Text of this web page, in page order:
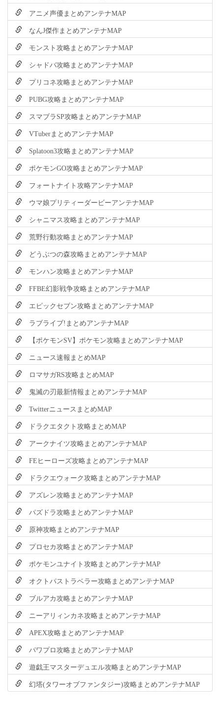
アニメ声優まとめアンテナMAP
なんJ傑作まとめアンテナMAP
モンスト攻略まとめアンテナMAP
シャドバ攻略まとめアンテナMAP
プリコネ攻略まとめアンテナMAP
PUBG攻略まとめアンテナMAP
スマブラSP攻略まとめアンテナMAP
VTuberまとめアンテナMAP
Splatoon3攻略まとめアンテナMAP
ポケモンGO攻略まとめアンテナMAP
フォートナイト攻略アンテナMAP
ウマ娘プリティーダービーアンテナMAP
シャニマス攻略まとめアンテナMAP
荒野行動攻略まとめアンテナMAP
どうぶつの森攻略まとめアンテナMAP
モンハン攻略まとめアンテナMAP
FFBE幻影戦争攻略まとめアンテナMAP
エピックセブン攻略まとめアンテナMAP
ラブライブ!まとめアンテナMAP
【ポケモンSV】ポケモン攻略まとめアンテナMAP
ニュース速報まとめMAP
ロマサガRS攻略まとめMAP
鬼滅の刃最新情報まとめアンテナMAP
TwitterニュースまとめMAP
ドラクエタクト攻略まとめMAP
アークナイツ攻略まとめアンテナMAP
FEヒーローズ攻略まとめアンテナMAP
ドラクエウォーク攻略まとめアンテナMAP
アズレン攻略まとめアンテナMAP
パズドラ攻略まとめアンテナMAP
原神攻略まとめアンテナMAP
プロセカ攻略まとめアンテナMAP
ポケモンユナイト攻略まとめアンテナMAP
オクトパストラベラー攻略まとめアンテナMAP
ブルアカ攻略まとめアンテナMAP
ニーアリィンカネ攻略まとめアンテナMAP
APEX攻略まとめアンテナMAP
パワプロ攻略まとめアンテナMAP
遊戯王マスターデュエル攻略まとめアンテナMAP
幻塔(タワーオブファンタジー)攻略まとめアンテナMAP